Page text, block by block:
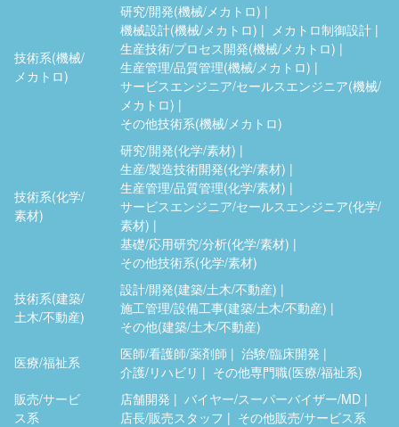
技術系(機械/
メカトロ)
研究/開発(機械/メカトロ)
機械設計(機械/メカトロ)
メカトロ制御設計
生産技術/プロセス開発(機械/メカトロ)
生産管理/品質管理(機械/メカトロ)
サービスエンジニア/セールスエンジニア(機械/
メカトロ)
その他技術系(機械/メカトロ)
技術系(化学/
素材)
研究/開発(化学/素材)
生産/製造技術開発(化学/素材)
生産管理/品質管理(化学/素材)
サービスエンジニア/セールスエンジニア(化学/
素材)
基礎/応用研究/分析(化学/素材)
その他技術系(化学/素材)
技術系(建築/
土木/不動産)
設計/開発(建築/土木/不動産)
施工管理/設備工事(建築/土木/不動産)
その他(建築/土木/不動産)
医療/福祉系
医師/看護師/薬剤師
治験/臨床開発
介護/リハビリ
その他専門職(医療/福祉系)
販売/サービ
ス系
店舗開発
バイヤー/スーパーバイザー/MD
店長/販売スタッフ
その他販売/サービス系